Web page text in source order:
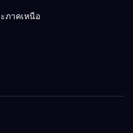
ภาคเหนือ